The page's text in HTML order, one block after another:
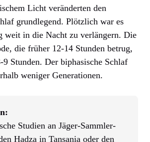
Licht veränderten den
grundlegend. Plötzlich war es
weit in die Nacht zu verlängern. Die
die früher 12-14 Stunden betrug,
Stunden. Der biphasische Schlaf
weniger Generationen.
Studien an Jäger-Sammler-
Hadza in Tansania oder den